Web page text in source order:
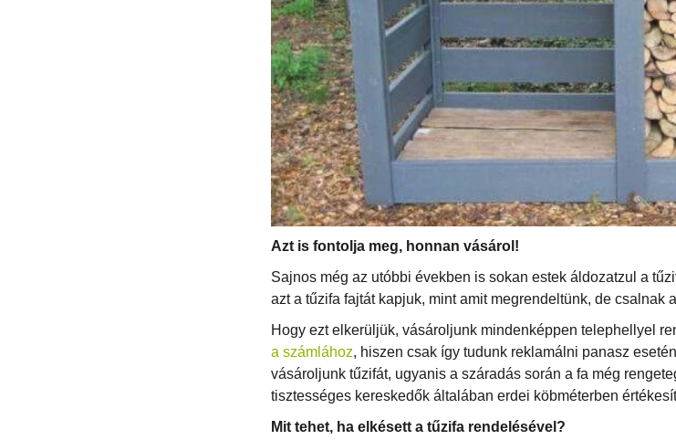
Azt is fontolja meg, honnan vásárol!
Sajnos még az utóbbi években is sokan estek áldozatzul a
azt a tűzifa fajtát kapjuk, mint amit megrendeltünk, de csalnak
Hogy ezt elkerüljük, vásároljunk mindenképpen telephellyel
a számlához, hiszen csak így tudunk reklamálni panasz
vásároljunk tűzifát, ugyanis a száradás során a fa még
tisztességes kereskedők általában erdei köbméterben
Mit tehet, ha elkésett a tűzifa rendelésével?